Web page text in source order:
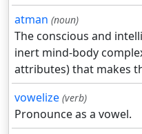
atman (noun)
The conscious and
inert mind-body
attributes) that makes
vowelize (verb)
Pronounce as a vowel.